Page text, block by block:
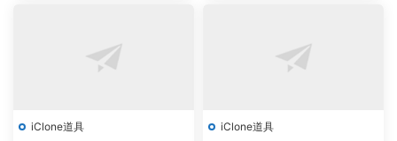
iClone道具 iClone道具